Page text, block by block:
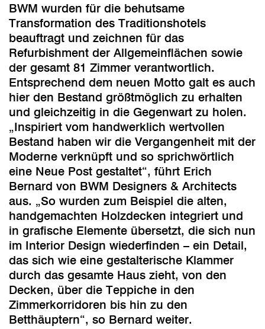
BWM wurden für die behutsame
Transformation des Traditionshotels
beauftragt und zeichnen für das
Refurbishment der Allgemeinflächen sowie
der gesamt 81 Zimmer verantwortlich.
Entsprechend dem neuen Motto galt es auch
hier den Bestand größtmöglich zu erhalten
und gleichzeitig in die Gegenwart zu holen.
„Inspiriert vom handwerklich wertvollen
Bestand haben wir die Vergangenheit mit der
Moderne verknüpft und so sprichwörtlich
eine Neue Post gestaltet“, führt Erich
Bernard von BWM Designers & Architects
aus. „So wurden zum Beispiel die alten,
handgemachten Holzdecken integriert und
in grafische Elemente übersetzt, die sich nun
im Interior Design wiederfinden – ein Detail,
das sich wie eine gestalterische Klammer
durch das gesamte Haus zieht, von den
Decken, über die Teppiche in den
Zimmerkorridoren bis hin zu den
Betthäuptern“, so Bernard weiter.